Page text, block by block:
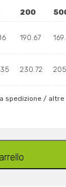
200
190.67
230.72
spedizione /